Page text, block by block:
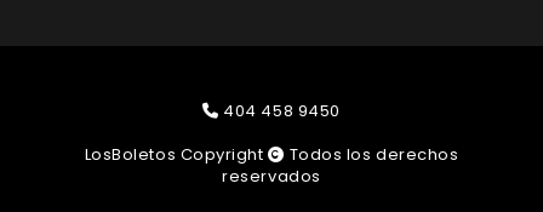
404 458 9450
LosBoletos Copyright
Todos los derechos
reservados